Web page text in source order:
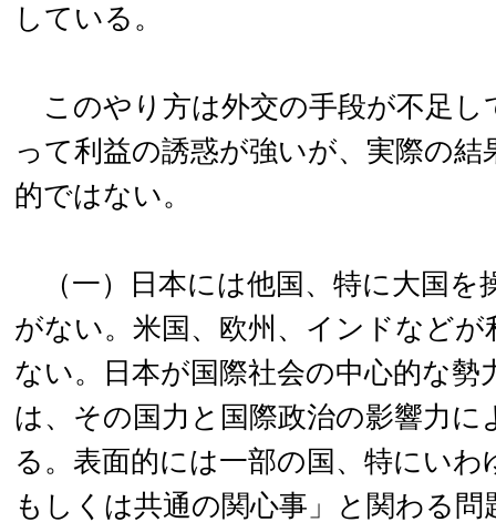
している。
このやり方は外交の手段が不足し
って利益の誘惑が強いが、実際の結
的ではない。
（一）日本には他国、特に大国を
がない。米国、欧州、インドなど
ない。日本が国際社会の中心的な勢
は、その国力と国際政治の影響力に
る。表面的には一部の国、特にいわ
もしくは共通の関心事」と関わる